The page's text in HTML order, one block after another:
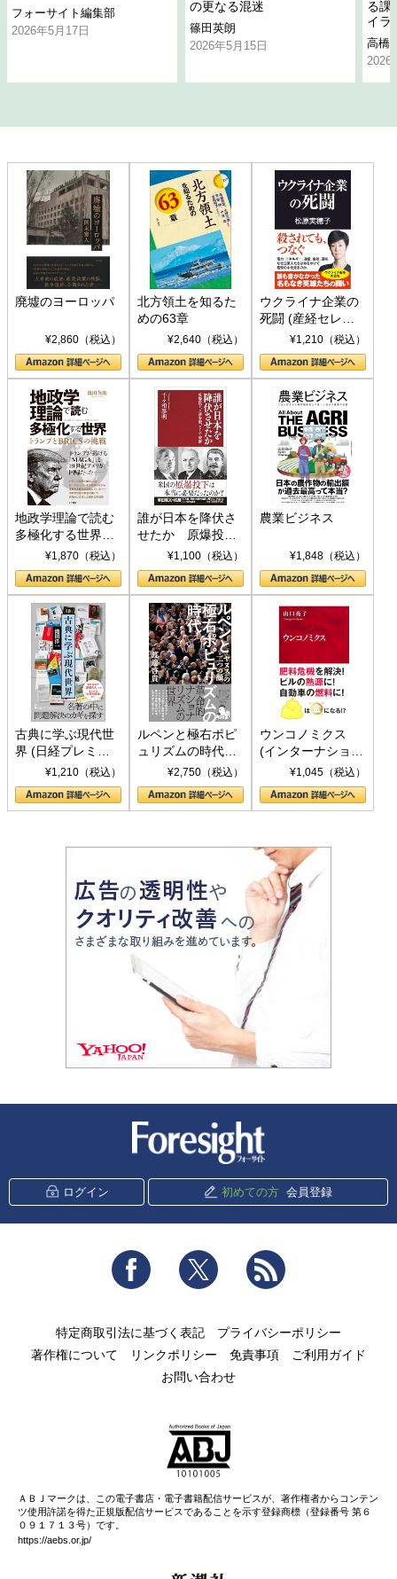
フォーサイト編集部
2026年5月17日
の更なる混迷
篠田英朗
2026年5月15日
る課
イラ
高橋
2026
廃墟のヨーロッパ
¥2,860（税込）
北方領土を知るた
めの63章
¥2,640（税込）
ウクライナ企業の
死闘 (産経セレク
ト S 039)¥1,210（税込）
地政学理論で読む
多極化する世界：
トランプとBRICS
の挑戦
¥1,870（税込）
誰が日本を降伏さ
せたか 原爆投
下、ソ連参戦、そ
して聖断 (PHP新
書)
¥1,100（税込）
農業ビジネス
¥1,848（税込）
古典に学ぶ現代世
界 (日経プレミア
シリーズ)¥1,210（税込）
ルペンと極右ポピ
ュリズムの時代：
〈ヤヌス〉の二つ
の顔
¥2,750（税込）
ウンコノミクス
(インターナショナ
ル新書)¥1,045（税込）
ログイン 初めての方 会員登録
Facebook Twitter
特定商取引法に基づく表記
プライバシーポリシー
著作権について
リンクポリシー 免責事項
ご利用ガイド
お問い合わせ
ＡＢＪマークは、この電子書店・電子書籍配信サービスが、著作権者からコンテン
ツ使用許諾を得た正規版配信サービスであることを示す登録商標（登録番号 第６
０９１７１３号）です。
https://aebs.or.jp/